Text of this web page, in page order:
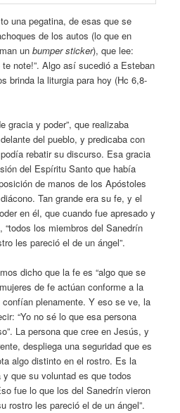
una pegatina, de esas que se
de los autos (lo que en
un bumper sticker), que lee:
te note!”. Algo así sucedió a Esteban
brinda la liturgia para hoy (Hc 6,8-
gracia y poder”, que realizaba
del pueblo, y predicaba con
rebatir su discurso. Esa gracia
del Espíritu Santo que había
de manos de los Apóstoles
Tan grande era su fe, y el
en él, que cuando fue apresado y
los miembros del Sanedrín
les pareció el de un ángel”.
dicho que la fe es “algo que se
de fe actúan conforme a la
plenamente. Y eso se ve, la
“Yo no sé lo que esa persona
La persona que cree en Jesús, y
despliega una seguridad que es
algo distinto en el rostro. Es la
que su voluntad es que todos
fue lo que los del Sanedrín vieron
rostro les pareció el de un ángel”.